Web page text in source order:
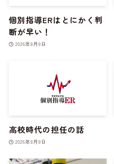
個別指導ERはとにかく判
断が早い！
2026年8月8日
高校時代の担任の話
2026年8月8日